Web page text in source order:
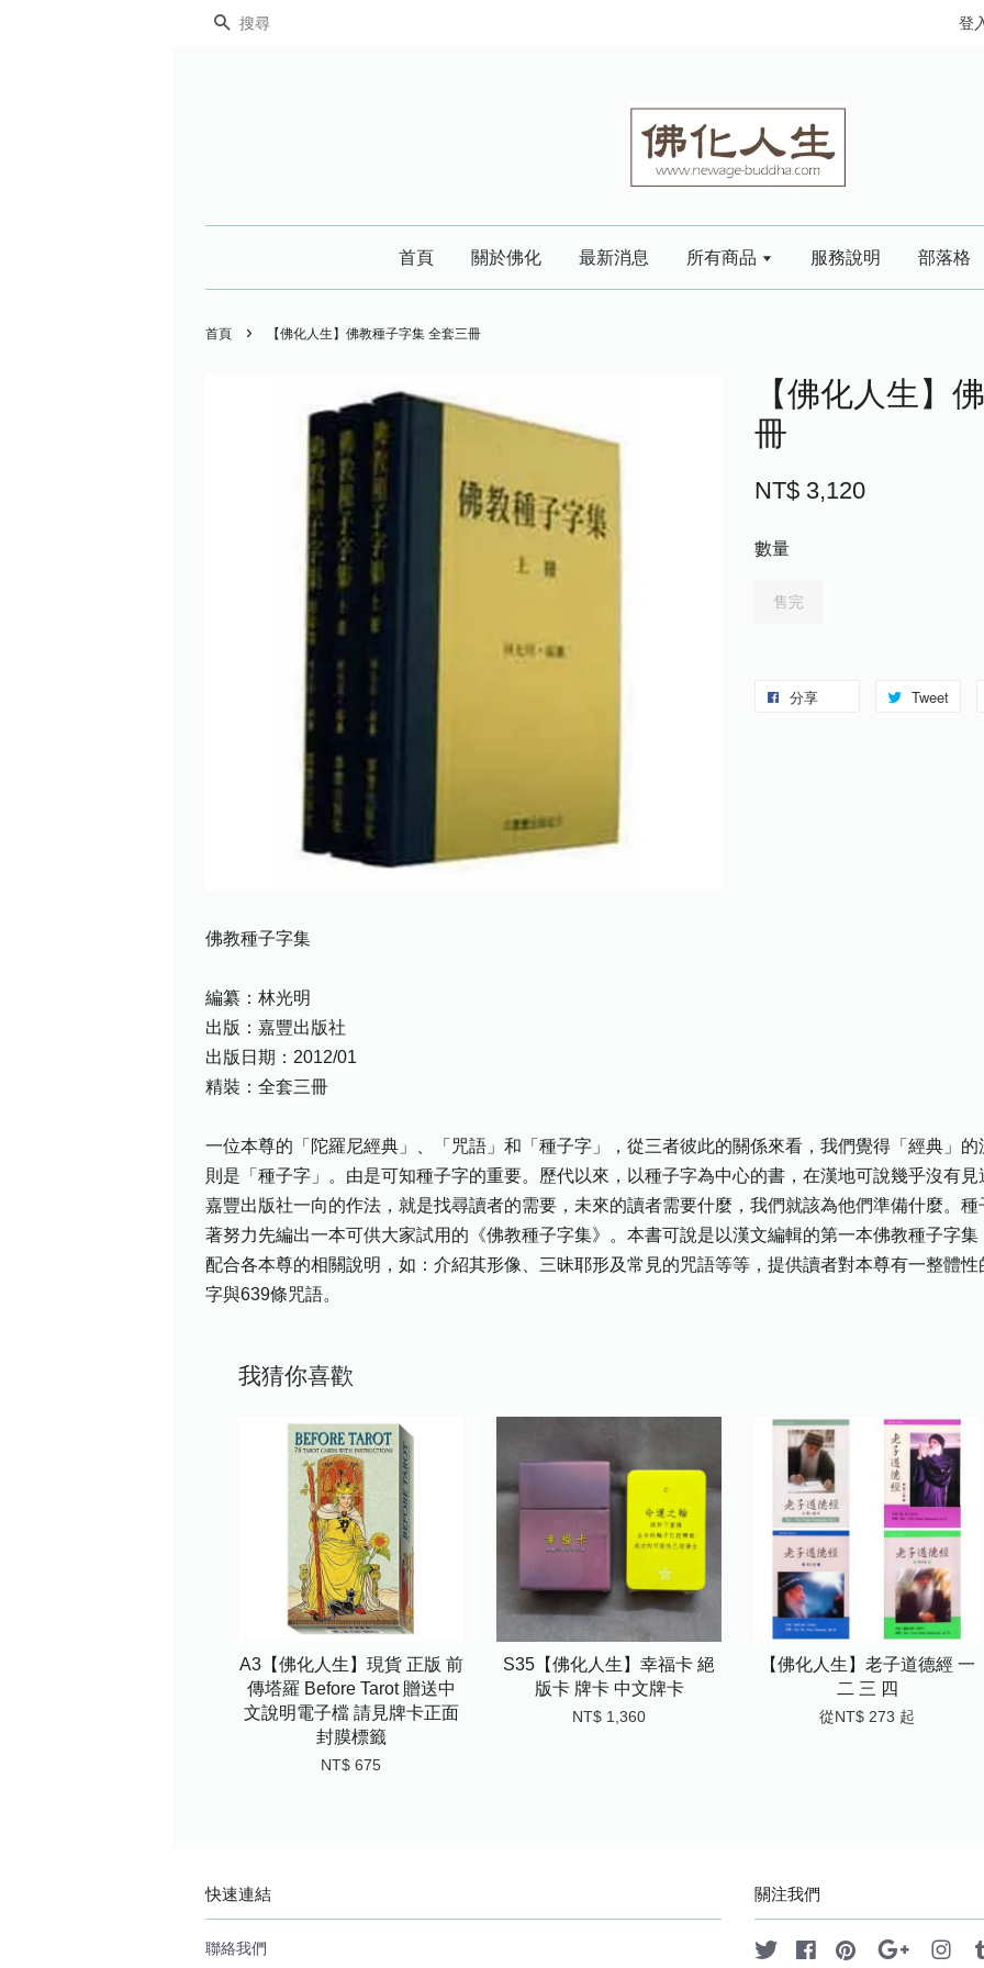
搜尋 登
首頁 關於佛化 最新消息 所有商品 服務說明 部落格
首頁 › 【佛化人生】佛教種子字集 全套三冊
【佛化人生】
冊
NT$ 3,120
數量
售完
分享 Tweet
佛教種子字集
編纂：林光明
出版：嘉豐出版社
出版日期：2012/01
精裝：全套三冊
一位本尊的「陀羅尼經典」、「咒語」和「種子字」，從三者彼此的關係來看，我們覺得「經典」
則是「種子字」。由是可知種子字的重要。歷代以來，以種子字為中心的書，在漢地可說幾乎沒有見
嘉豐出版社一向的作法，就是找尋讀者的需要，未來的讀者需要什麼，我們就該為他們準備什麼。
著努力先編出一本可供大家試用的《佛教種子字集》。本書可說是以漢文編輯的第一本佛教種子字集
配合各本尊的相關說明，如：介紹其形像、三昧耶形及常見的咒語等等，提供讀者對本尊有一整體
字與639條咒語。
我猜你喜歡
A3【佛化人生】現貨 正版 前
傳塔羅 Before Tarot 贈送中
文說明電子檔 請見牌卡正面
封膜標籤
NT$ 675
S35【佛化人生】幸福卡 絕
版卡 牌卡 中文牌卡
NT$ 1,360
【佛化人生】老子道德經 一
二 三 四
從NT$ 273 起
快速連結
聯絡我們
關注我們
Twitter FacebookPinterest Google